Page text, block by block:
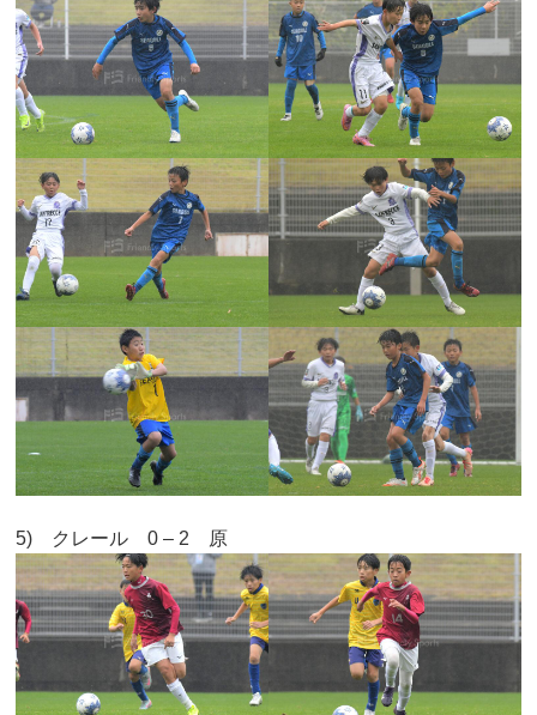
5) クレール 0 – 2 原